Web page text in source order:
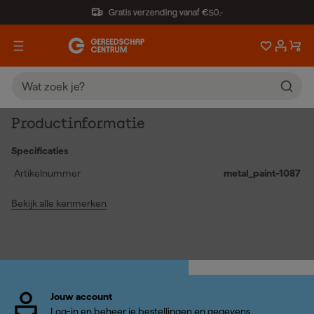
Gratis verzending vanaf €50,-
Productinformatie
Specificaties
Artikelnummer
metal_paint-1087
Bekijk alle kenmerken
Jouw account
Log-in en beheer je bestellingen en gegevens